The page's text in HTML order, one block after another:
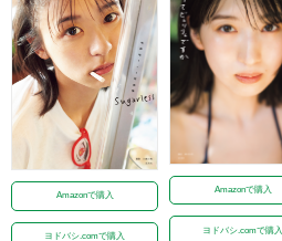
Amazonで購入
ヨドバシ.comで購入
Amazonで購入
ヨドバシ.comで購入